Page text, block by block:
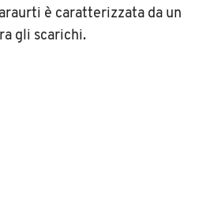
è caratterizzata da un
gli scarichi.